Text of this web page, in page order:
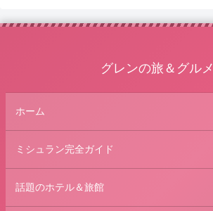
グレンの旅＆グルメ
ホーム
ミシュラン完全ガイド
話題のホテル＆旅館